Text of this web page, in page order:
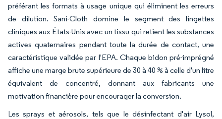
préférant les formats à usage unique qui éliminent les erreurs
de dilution. Sani-Cloth domine le segment des lingettes
cliniques aux États-Unis avec un tissu qui retient les substances
actives quaternaires pendant toute la durée de contact, une
caractéristique validée par l'EPA. Chaque bidon pré-imprégné
affiche une marge brute supérieure de 30 à 40 % à celle d'un litre
équivalent de concentré, donnant aux fabricants une
motivation financière pour encourager la conversion.
Les sprays et aérosols, tels que le désinfectant d'air Lysol,